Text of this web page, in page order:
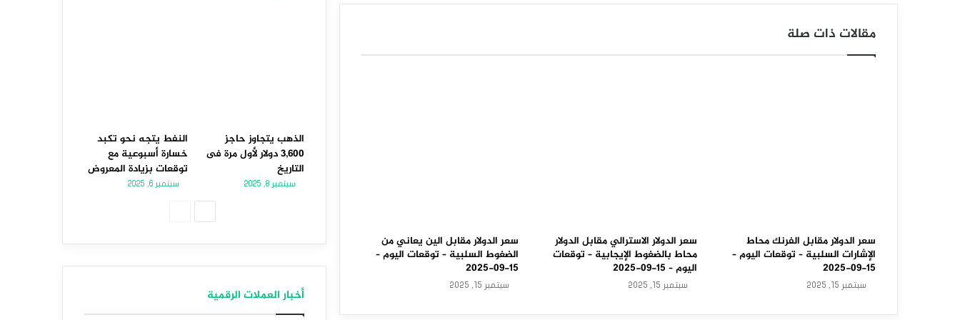
و
ل
ا
ا
ل
د
مقالات ذات صلة
سعر الدولار مقابل الفرنك محاط
الإشارات السلبية – توقعات اليوم –
15-09-2025
سبتمبر 15, 2025
سعر الدولار الاسترالي مقابل الدولار
محاط بالضغوط الإيجابية – توقعات
اليوم – 15-09-2025
سبتمبر 15, 2025
سعر الدولار مقابل الين يعاني من
الضغوط السلبية – توقعات اليوم –
15-09-2025
سبتمبر 15, 2025
الذهب يتجاوز حاجز
3,600 دولار لأول مرة فى
التاريخ
سبتمبر 8, 2025
النفط يتجه نحو تكبد
خسارة أسبوعية مع
توقعات بزيادة المعروض
سبتمبر 6, 2025
أخبار العملات الرقمية